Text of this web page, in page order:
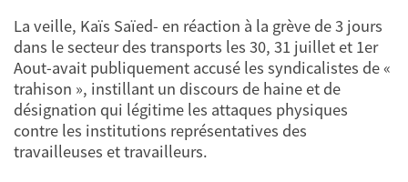
La veille, Kaïs Saïed- en réaction à la grève de 3 jours
dans le secteur des transports les 30, 31 juillet et 1er
Aout-avait publiquement accusé les syndicalistes de «
trahison », instillant un discours de haine et de
désignation qui légitime les attaques physiques
contre les institutions représentatives des
travailleuses et travailleurs.